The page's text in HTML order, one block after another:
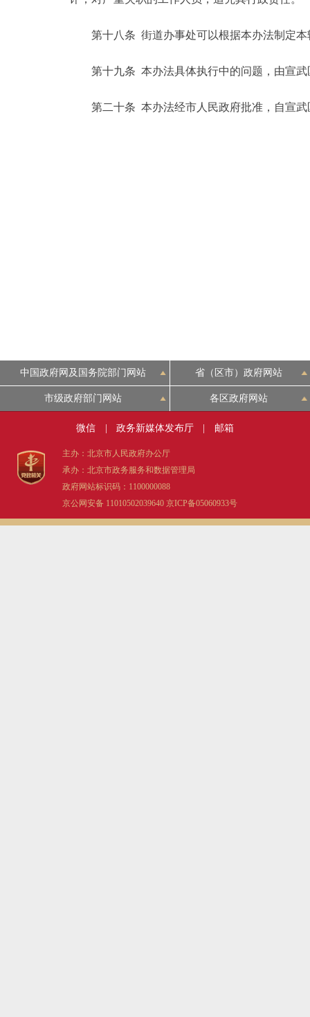
第十八条 街道办事处可以根据本办法制定本
第十九条 本办法具体执行中的问题，由宣武
第二十条 本办法经市人民政府批准，自宣武
中国政府网及国务院部门网站 省（区市）政府网站
市级政府部门网站 各区政府网站
微信 政务新媒体发布厅 邮箱
主办：北京市人民政府办公厅
承办：北京市政务服务和数据管理局
政府网站标识码：1100000088
京公网安备 11010502039640 京ICP备05060933号